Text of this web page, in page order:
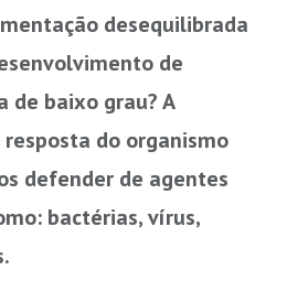
desequilibrada
de
de baixo grau? A
do organismo
defender de agentes
bactérias, vírus,